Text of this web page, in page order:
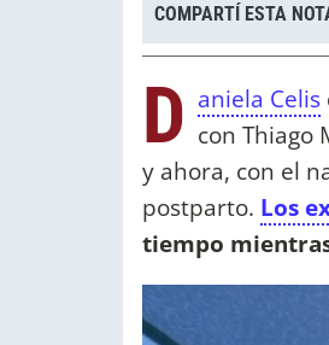
COMPARTÍ ESTA
D aniela Celis
con Thiago
y ahora, con el
postparto. Los
tiempo